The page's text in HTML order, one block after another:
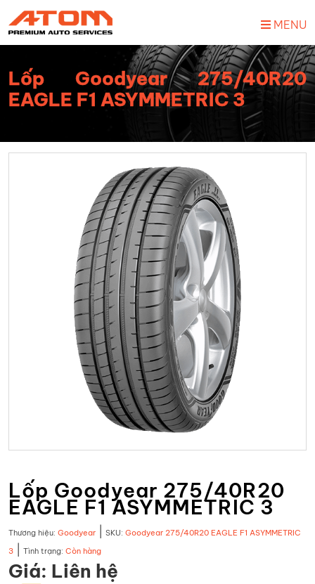
MENU
Lốp Goodyear 275/40R20
EAGLE F1 ASYMMETRIC 3
Lốp Goodyear 275/40R20
EAGLE F1 ASYMMETRIC 3
Thương hiệu: Goodyear SKU: Goodyear 275/40R20 EAGLE F1 ASYMMETRIC
3
Tình trạng: Còn hàng
Giá: Liên hệ